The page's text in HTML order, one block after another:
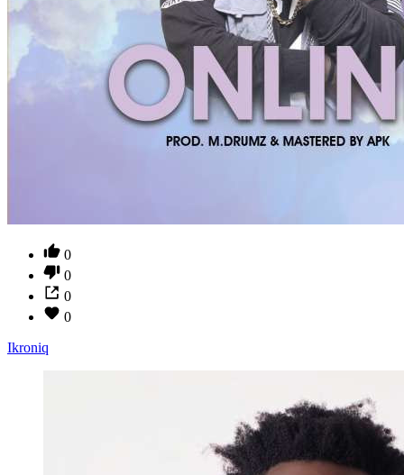
0
0
0
0
Ikroniq